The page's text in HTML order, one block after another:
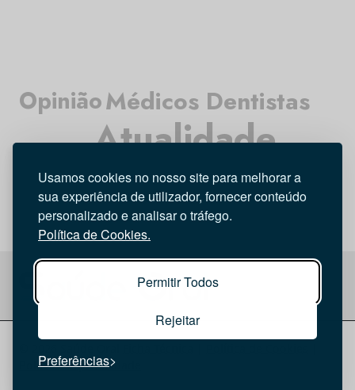
Usamos cookies no nosso site para melhorar a
sua experiência de utilizador, fornecer conteúdo
personalizado e analisar o tráfego.
Política de Cookies.
Permitir Todos
Rejeitar
Preferências
Atualidade
Médicos Dentistas
Higiene Oral Entrevista
Opinião
Tecnologia
Política de privacidade